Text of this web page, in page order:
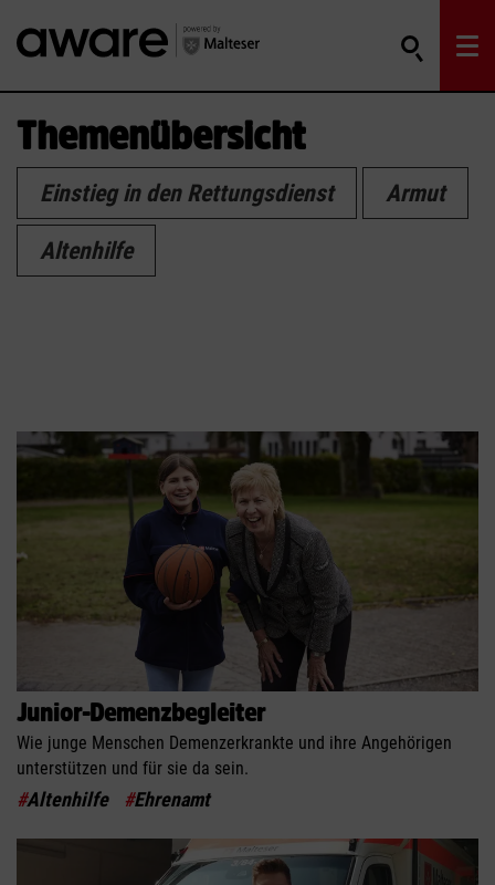
Themenübersicht
Einstieg in den Rettungsdienst Armut
Altenhilfe
Junior-Demenzbegleiter
Wie junge Menschen Demenzerkrankte und ihre Angehörigen
unterstützen und für sie da sein.
#Altenhilfe #Ehrenamt